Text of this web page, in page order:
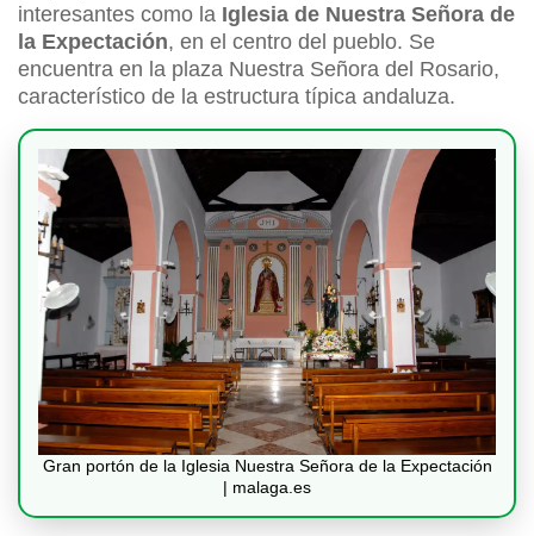
interesantes como la Iglesia de Nuestra Señora de
la Expectación, en el centro del pueblo. Se
encuentra en la plaza Nuestra Señora del Rosario,
característico de la estructura típica andaluza.
Gran portón de la Iglesia Nuestra Señora de la Expectación
| malaga.es